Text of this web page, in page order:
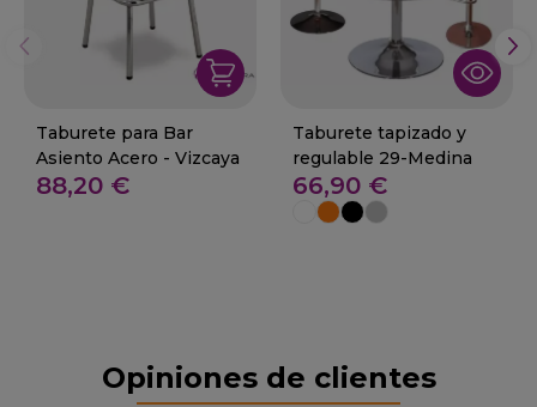
Taburete para Bar
Asiento Acero - Vizcaya
88,20 €
Taburete tapizado y
regulable 29-Medina
66,90 €
Opiniones de clientes